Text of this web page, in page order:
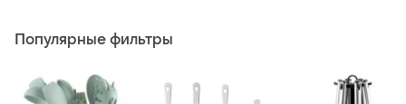
Популярные фильтры